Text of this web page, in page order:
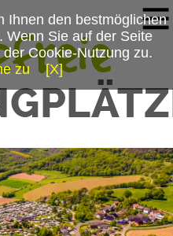
Ihnen den bestmöglichen
Wenn Sie auf der Seite
Cookie-Nutzung zu.
zu
[X]